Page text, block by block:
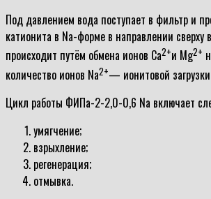
Под давлением вода поступает в фильтр и
катионита в Na-форме в направлении сверху
происходит путём обмена ионов Ca2+и Mg2+
количество ионов Na2+— ионитовой
Цикл работы ФИПа-2-2,0-0,6 Na включает
умягчение;
взрыхление;
регенерация;
отмывка.